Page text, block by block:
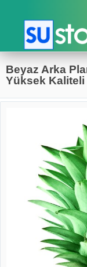
Beyaz Arka
Yüksek Kaliteli